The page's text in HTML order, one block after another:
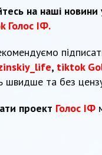
на наші
Голос ІФ.
, tiktok
швидше та без
проект Голос ІФ